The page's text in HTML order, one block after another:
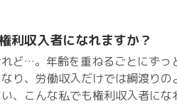
利収入者になれますか？
ど…。年齢を重ねるごとにずっ
り、労働収入だけでは綱渡り
、こんな私でも権利収入者にな